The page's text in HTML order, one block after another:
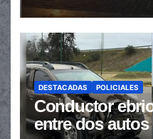
DESTACADAS POLICIALES
Conductor
entre dos autos